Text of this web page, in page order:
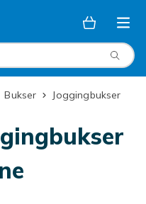
Bukser Joggingbukser